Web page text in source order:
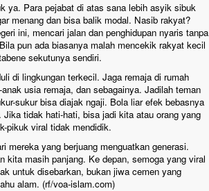
ya. Para pejabat di atas sana lebih asyik sibuk
menang dan bisa balik modal. Nasib rakyat?
ini, mencari jalan dan penghidupan nyaris tanpa
pun ada biasanya malah mencekik rakyat kecil
sekutunya sendiri.
di lingkungan terkecil. Jaga remaja di rumah
usia remaja, dan sebagainya. Jadilah teman
sukur bisa diajak ngaji. Bola liar efek bebasnya
tidak hati-hati, bisa jadi kita atau orang yang
pikuk viral tidak mendidik.
mereka yang berjuang menguatkan generasi.
kita masih panjang. Ke depan, semoga yang viral
untuk disebarkan, bukan jiwa cemen yang
alam. (rf/voa-islam.com)